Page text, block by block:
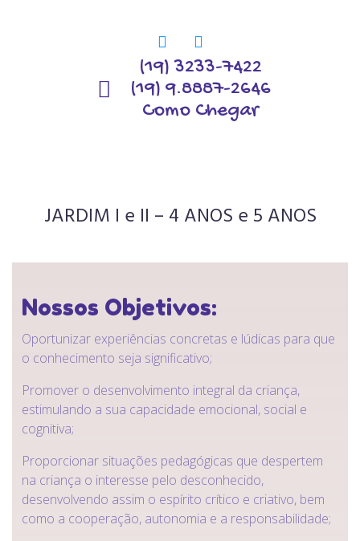
(19) 3233-7422
(19) 9.8887-2646
Como Chegar
JARDIM I e II – 4 ANOS e 5 ANOS
Nossos Objetivos:
Oportunizar experiências concretas e lúdicas para que
o conhecimento seja significativo;
Promover o desenvolvimento integral da criança,
estimulando a sua capacidade emocional, social e
cognitiva;
Proporcionar situações pedagógicas que despertem
na criança o interesse pelo desconhecido,
desenvolvendo assim o espírito crítico e criativo, bem
como a cooperação, autonomia e a responsabilidade;